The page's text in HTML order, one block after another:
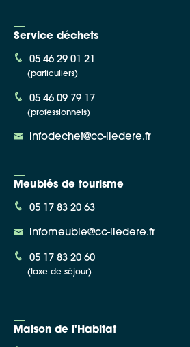
Service déchets
05 46 29 01 21
(particuliers)
05 46 09 79 17
(professionnels)
infodechet@cc-iledere.fr
Meublés de tourisme
05 17 83 20 63
infomeuble@cc-iledere.fr
05 17 83 20 60
(taxe de séjour)
Maison de l'Habitat